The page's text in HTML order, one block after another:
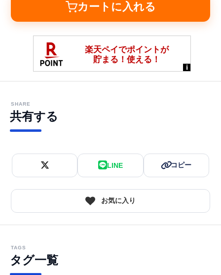
カートに入れる
SHARE
共有する
LINE コピー
お気に入り
TAGS
タグ一覧